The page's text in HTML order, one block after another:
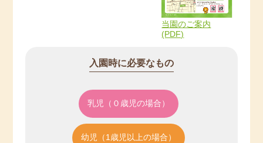
当園のご案内
(PDF)
入園時に必要なもの
乳児（０歳児の場合）
幼児（1歳児以上の場合）